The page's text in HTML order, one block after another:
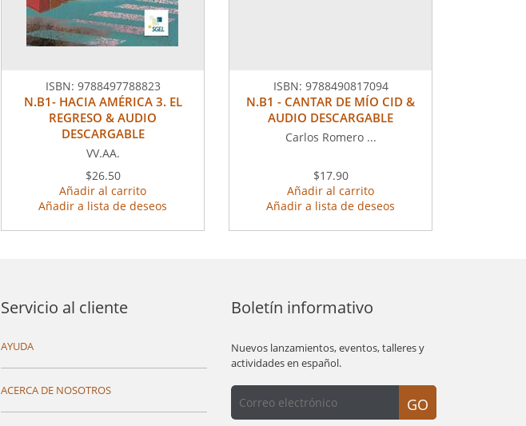
ISBN: 9788497788823
N.B1- HACIA AMÉRICA 3. EL
REGRESO & AUDIO
DESCARGABLE
VV.AA.
$26.50
Añadir al carrito
Añadir a lista de deseos
ISBN: 9788490817094
N.B1 - CANTAR DE MÍO CID &
AUDIO DESCARGABLE
Carlos Romero ...
$17.90
Añadir al carrito
Añadir a lista de deseos
Servicio al cliente
AYUDA
ACERCA DE NOSOTROS
Boletín informativo
Nuevos lanzamientos, eventos, talleres y
actividades en español.
GO